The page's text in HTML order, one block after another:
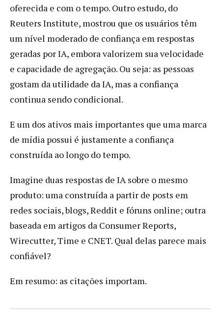
oferecida e com o tempo. Outro estudo, do
Reuters Institute, mostrou que os usuários têm
um nível moderado de confiança em respostas
geradas por IA, embora valorizem sua velocidade
e capacidade de agregação. Ou seja: as pessoas
gostam da utilidade da IA, mas a confiança
continua sendo condicional.
E um dos ativos mais importantes que uma marca
de mídia possui é justamente a confiança
construída ao longo do tempo.
Imagine duas respostas de IA sobre o mesmo
produto: uma construída a partir de posts em
redes sociais, blogs, Reddit e fóruns online; outra
baseada em artigos da Consumer Reports,
Wirecutter, Time e CNET. Qual delas parece mais
confiável?
Em resumo: as citações importam.